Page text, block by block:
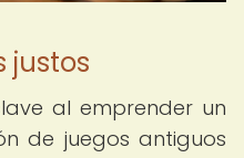
justos
al emprender un
de juegos antiguos